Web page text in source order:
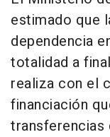
estimado que
dependencia
totalidad a
realiza con el
financiación
transferencias